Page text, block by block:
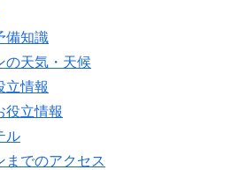
備知識
の天気・天候
立情報
役立情報
ル
までのアクセス